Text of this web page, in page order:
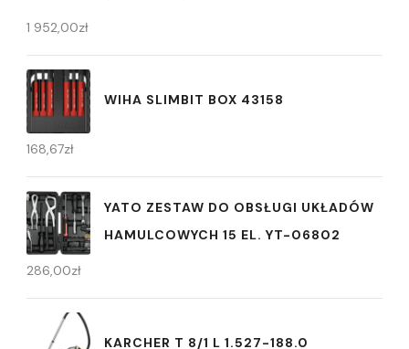
1 952,00zł
WIHA SLIMBIT BOX 43158
168,67zł
YATO ZESTAW DO OBSŁUGI UKŁADÓW
HAMULCOWYCH 15 EL. YT-06802
286,00zł
KARCHER T 8/1 L 1.527-188.0